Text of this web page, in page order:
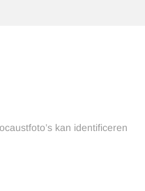
kan identificeren